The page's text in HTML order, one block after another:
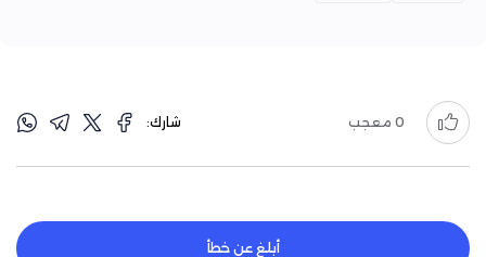
0 معجب شارك:
أبلغ عن خطأ